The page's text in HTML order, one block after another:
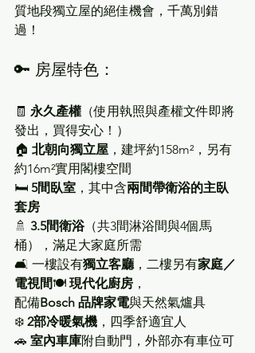
質地段獨立屋的絕佳機會，千萬別錯
過！
🔑 房屋特色：
🧾 永久產權 （使用執照與產權文件即將
發出，買得安心！）
🏠 北朝向獨立屋 ，建坪約158m²，另有
約16m²實用閣樓空間
🛏 5間臥室 ，其中含兩間帶衛浴的主臥
套房
🚿 3.5間衛浴 （共3間淋浴間與4個馬
桶），滿足大家庭所需
🛋 一樓設有獨立客廳，二樓另有家庭／
電視間🍽 現代化廚房 ，
配備Bosch 品牌家電與天然氣爐具
❄️ 2部冷暖氣機 ，四季舒適宜人
🚗 室內車庫附自動門，外部亦有車位可